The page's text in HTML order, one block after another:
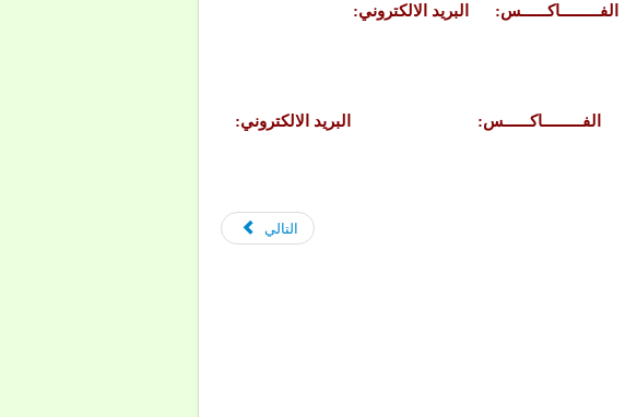
الفـــــــــاكــــــس:
البريد الالكتروني:
الفـــــــــاكــــــس:
البريد الالكتروني:
التالي